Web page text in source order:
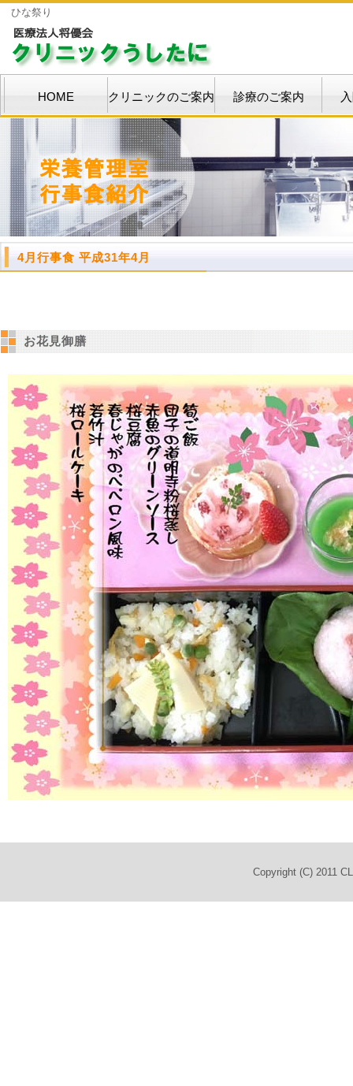
ひな祭り
HOME クリニックのご案内 診療のご案内
4月行事食 平成31年4月
お花見御膳
Copyright (C) 2011